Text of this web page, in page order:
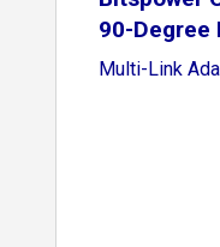
90-Degree
Multi-Link